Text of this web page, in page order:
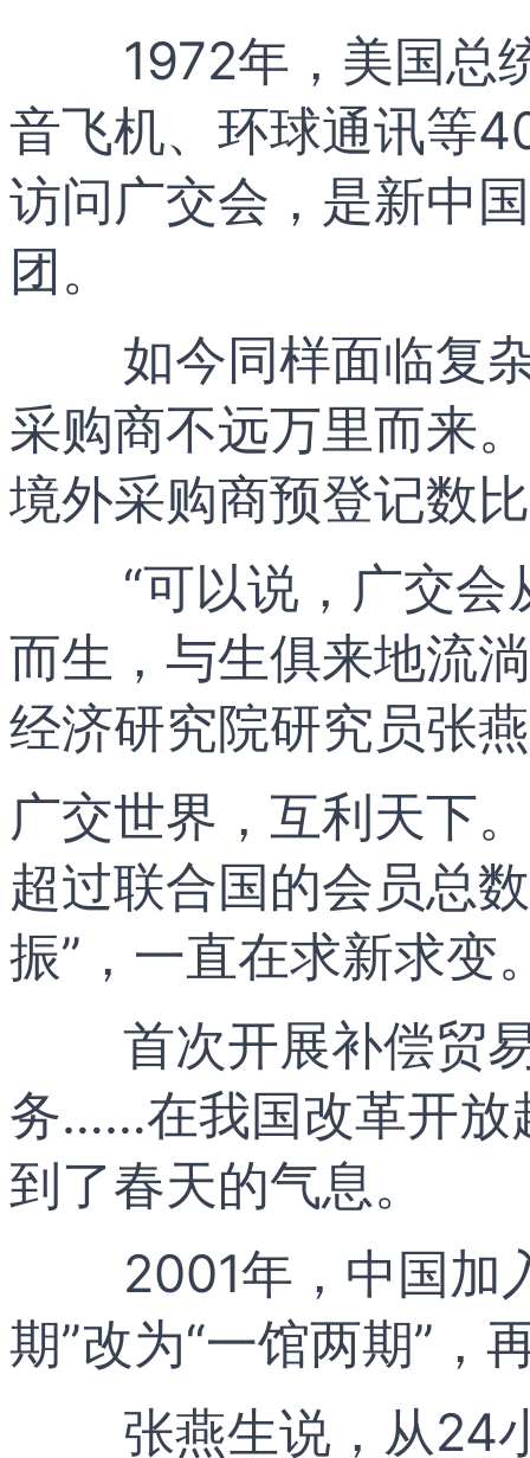
1972年，美国总
音飞机、环球通讯等
访问广交会，是新中
团。
如今同样面临复
采购商不远万里而来
境外采购商预登记数
“可以说，广交
而生，与生俱来地流
经济研究院研究员张
广交世界，互利天下
超过联合国的会员总
振”，一直在求新求变
首次开展补偿贸
务……在我国改革开放
到了春天的气息。
2001年，中国加
期”改为“一馆两期”，
张燕生说，从24